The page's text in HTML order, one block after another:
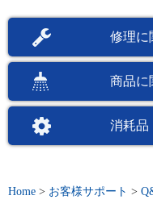
修理に
商品に
消耗品
Home > お客様サポート >